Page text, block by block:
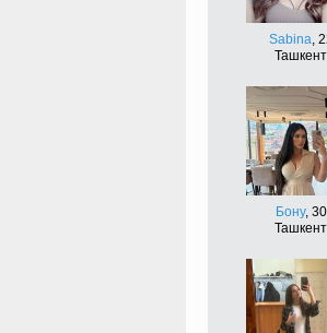
Sabina,
Ташкент
Бону, 30
Ташкент